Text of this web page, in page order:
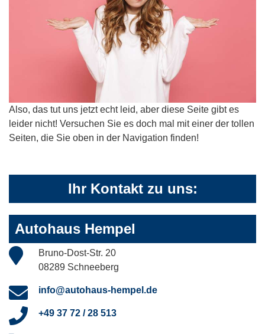
Also, das tut uns jetzt echt leid, aber diese Seite gibt es
leider nicht! Versuchen Sie es doch mal mit einer der tollen
Seiten, die Sie oben in der Navigation finden!
Ihr Kontakt zu uns:
Autohaus Hempel
Bruno-Dost-Str. 20
08289 Schneeberg
info@autohaus-hempel.de
+49 37 72 / 28 513